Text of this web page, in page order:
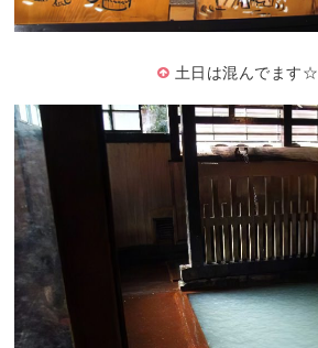
土日は混んでます☆